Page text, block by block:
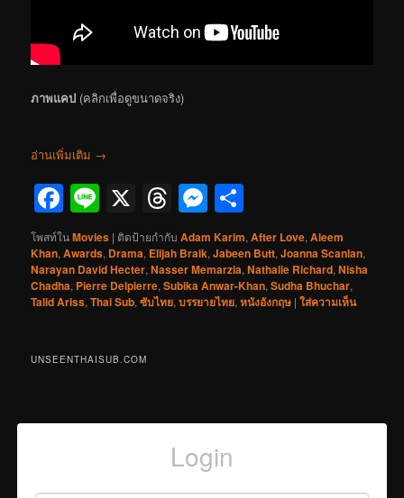
ภาพแคป (คลิกเพื่อดูขนาดจริง)
อ่านเพิ่มเติม →
Facebook
Line
X Threads
Messenger
โพสท์ในMovies | ติดป้ายกำกับ Adam Karim,After Love,Aleem
Khan,Awards, Drama, Elijah Braik,Jabeen Butt,Joanna Scanlan,
Narayan David Hecter,Nasser Memarzia,Nathalie Richard,Nisha
Chadha, Pierre Delpierre,Subika Anwar-Khan,Sudha Bhuchar,
Talid Ariss,Thai Sub,ซับไทย,บรรยายไทย,หนังอังกฤษ |ใส่ความเห็น
UNSEENTHAISUB.COM
Login